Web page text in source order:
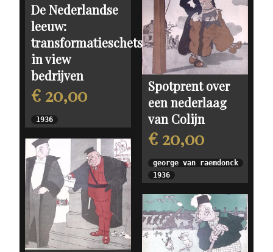
Spotprent over
een nederlaag
van Colijn
€ 20,00
george van raemdonck
1936
De Nederlandse
leeuw:
transformatieschets
in view
bedrijven
€ 20,00
1936